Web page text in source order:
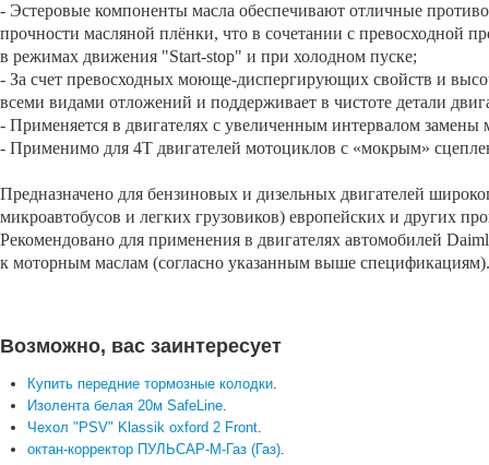
- Эстеровые компоненты масла обеспечивают отличные
прочности масляной плёнки, что в сочетании с превосходной
в режимах движения "Start-stop" и при холодном пуске;
- За счет превосходных моюще-диспергирующих свойств и
всеми видами отложений и поддерживает в чистоте детали
- Применяется в двигателях с увеличенным интервалом
- Применимо для 4T двигателей мотоциклов с «мокрым»
Предназначено для бензиновых и дизельных двигателей
микроавтобусов и легких грузовиков) европейских и других
Рекомендовано для применения в двигателях автомобилей
к моторным маслам (согласно указанным выше спецификациям).
Возможно, вас заинтересует
Купить передние тормозные колодки.
Изолента белая 20м SafeLine.
Чехол "PSV" Klassik oxford 2 Front.
октан-корректор ПУЛЬСАР-М-Газ (Газ).